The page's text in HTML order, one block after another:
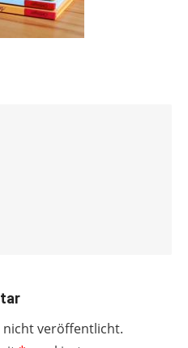
nicht veröffentlicht.